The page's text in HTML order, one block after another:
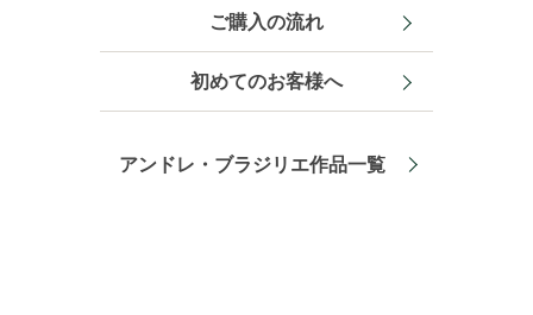
ご購入の流れ
初めてのお客様へ
アンドレ・ブラジリエ作品一覧